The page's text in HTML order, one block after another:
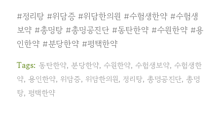
#정리탕 #위담증 #위담한의원 #수험생한약 #수험생
보약 #총명탕 #총명공진단 #동탄한약 #수원한약 #용
인한약 #분당한약 #평택한약
Tags: 동탄한약, 분당한약, 수원한약, 수험생보약, 수험생한
약, 용인한약, 위담증, 위담한의원, 정리탕, 총명공진단, 총명
탕, 평택한약